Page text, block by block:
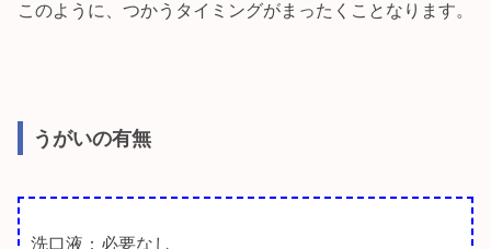
このように、つかうタイミングがまったくことなります。
うがいの有無
洗口液：必要なし